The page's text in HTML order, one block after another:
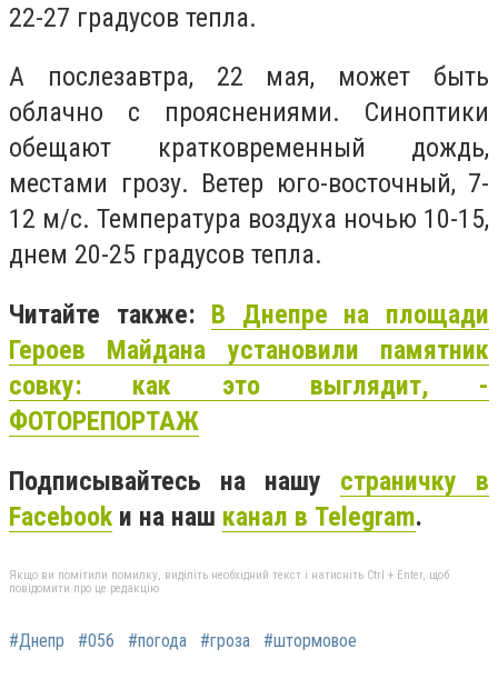
22-27 градусов тепла.
А послезавтра, 22 мая, может быть
облачно с прояснениями. Синоптики
обещают кратковременный дождь,
местами грозу. Ветер юго-восточный, 7-
12 м/с. Температура воздуха ночью 10-15,
днем ​​20-25 градусов тепла.
Читайте также: В Днепре на площади
Героев Майдана установили памятник
совку: как это выглядит, -
ФОТОРЕПОРТАЖ
Подписывайтесь на нашу страничку в
Facebook и на наш канал в Telegram.
Якщо ви помітили помилку, виділіть необхідний текст і натисніть Ctrl + Enter, щоб
повідомити про це редакцію
#Днепр #056 #погода #гроза #штормовое